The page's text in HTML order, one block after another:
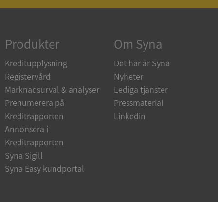
Produkter
Kreditupplysning
Registervård
Marknadsurval & analyser
Prenumerera på
Kreditrapporten
Annonsera i
Kreditrapporten
Syna Sigill
Syna Easy kundportal
Om Syna
Det här är Syna
Nyheter
Lediga tjänster
Pressmaterial
Linkedin
kärnwebbplatsfunktioner som användarinloggning
och kontohantering. Webbplatsen kan inte
användas ordentligt utan strikt nödvändiga cookies.
Namn
Leverantör
Domän